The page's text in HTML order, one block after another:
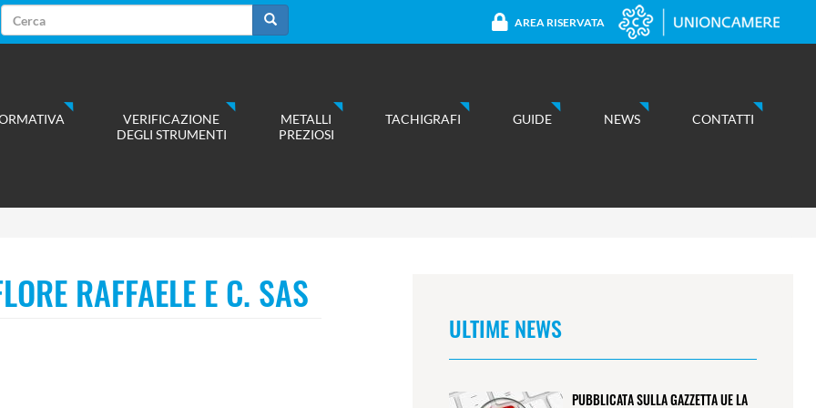
Form
di
Cerca
AREA RISERVATA
VERIFICAZIONE
DEGLI STRUMENTI
METALLI
PREZIOSI
TACHIGRAFI GUIDE NEWS CONTATTI
RAFFAELE E C. SAS
ULTIME NEWS
PUBBLICATA SULLA GAZZETTA UE LA